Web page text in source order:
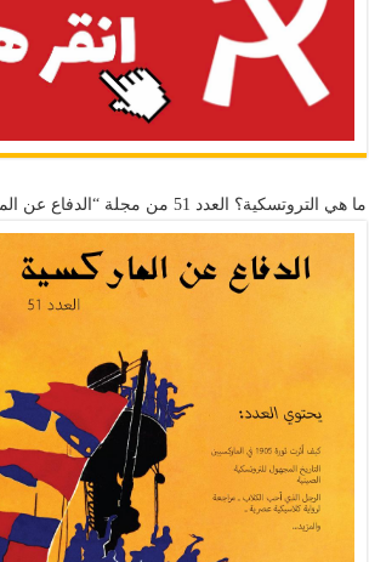
ما هي التروتسكية؟ العدد 51 من مجلة “الدفاع عن الماركسية”!